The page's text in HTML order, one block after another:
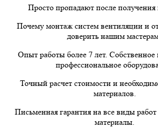
Просто пропадают после получения
Почему монтаж систем вентиляции и
доверить нашим
Опыт работы более 7 лет. Собственное
профессиональное
Точный расчет стоимости и
материалов.
Письменная гарантия на все виды
материалы.